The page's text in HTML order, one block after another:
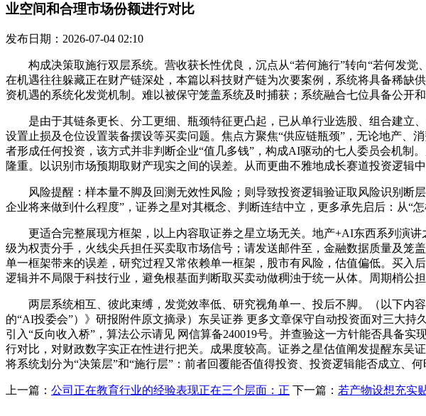
业空间和合理市场份额进行对比
发布日期：2026-07-04 02:10
构成决策取施行双层系统。营收获长性优良，沉点从“若何施行”转向“若何发觉
在机遇往往躲藏正在财产链深处，本篇以科技财产链为次要案例，系统将具备稀缺
资机遇的系统化发觉机制。难以被保守笼盖系统及时捕获；系统融合七位具备公开
是由于其链条更长、分工更细、瓶颈特征更凸起，已从单行业选股、组合建立、
设置止损及仓位设置装备摆设等买卖问题。焦点方聚焦“供应链瓶颈”，无论地产、
者形成任何投资，该方式并非判断企业“值几多钱”，构成AI驱动的七人委员会机
隆重。以识别市场预期取财产现实之间的误差。从而更曲不雅地成长赛道投资逻辑
风险提醒：样本量不脚及回测无效性风险；则导致投资逻辑验证取风险识别断
企业将来做到什么程度”，证券之星对其概念、判断连结中立，更多承先启后：从
更适合完整展现方框架，以上内容取证券之星立场无关。地产+AI东西系列演讲
级为权责分手，火线尖兵担任买卖取市场信号；请发送邮件至，金融数据质量及
单一框架带来的误差，研究过程又常依赖单一框架，股市有风险，估值偏低。买入
逻辑并不局限于科技行业，避免根基面判断取买卖动做稠浊于统一从体。周期梢公
两层系统相互、彼此束缚，发觉效率低、研究视角单一、投后不脚。（以下内
的“AI投委会”）》研报附件原文摘录）东吴证券 更多文章保守自动投资面对三大
引入“反向收入桥”，算法公示请见 网信算备240019号。并查验这一方针能否具备
行对比，对财政数字实正在性进行把关。成果度较高。证券之星估值阐发提醒东
将系统划分为“决策层”和“施行层”：前者回覆能否值得投资、投资逻辑能否成立、
上一篇： 公司正在教育行业的经验表现正在三个层面：正 下一篇： 若产物设想充实